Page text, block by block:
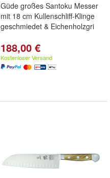
Güde großes Santoku Messer
mit 18 cm Kullenschliff-Klinge
geschmiedet & Eichenholzgri
188,00 €
Kostenloser Versand